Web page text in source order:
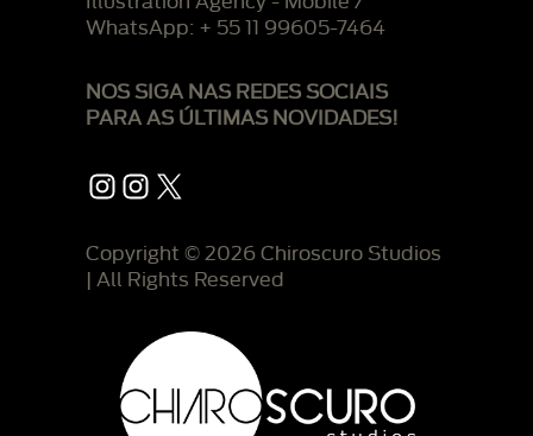
WhatsApp: + 55 11 99605-7464
NOS SIGA NAS REDES SOCIAIS
PARA AS ÚLTIMAS NOVIDADES!
Instagram
Instagram
X
Copyright © 2026 Chiroscuro Studios
| All Rights Reserved